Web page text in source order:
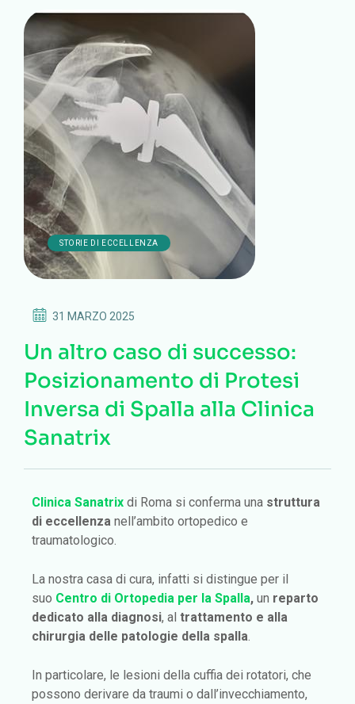
STORIE DI ECCELLENZA
31 MARZO 2025
Un altro caso di successo:
Posizionamento di Protesi
Inversa di Spalla alla Clinica
Sanatrix
Clinica Sanatrix di Roma si conferma una struttura
di eccellenza nell’ambito ortopedico e
traumatologico.
La nostra casa di cura, infatti si distingue per il
suo Centro di Ortopedia per la Spalla, un reparto
dedicato alla diagnosi, al trattamento e alla
chirurgia delle patologie della spalla
In particolare, le lesioni della cuffia dei rotatori, che
possono derivare da traumi o dall’invecchiamento,